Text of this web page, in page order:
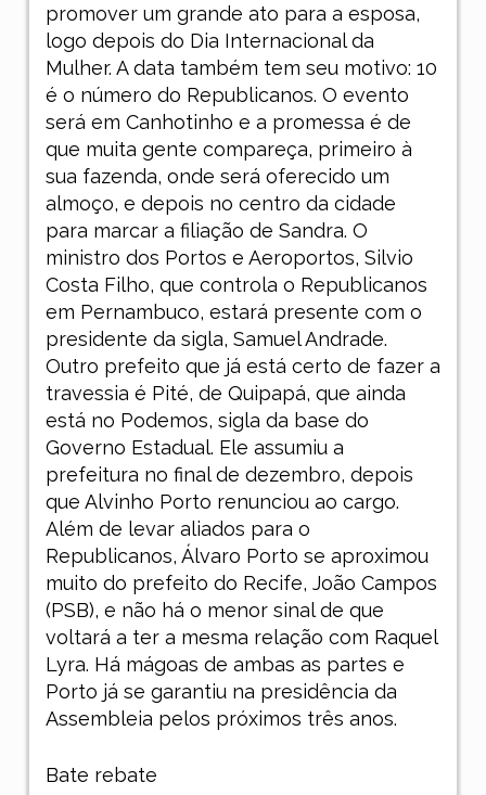
promover um grande ato para a esposa,
logo depois do Dia Internacional da
Mulher. A data também tem seu motivo: 10
é o número do Republicanos. O evento
será em Canhotinho e a promessa é de
que muita gente compareça, primeiro à
sua fazenda, onde será oferecido um
almoço, e depois no centro da cidade
para marcar a filiação de Sandra. O
ministro dos Portos e Aeroportos, Silvio
Costa Filho, que controla o Republicanos
em Pernambuco, estará presente com o
presidente da sigla, Samuel Andrade.
Outro prefeito que já está certo de fazer a
travessia é Pité, de Quipapá, que ainda
está no Podemos, sigla da base do
Governo Estadual. Ele assumiu a
prefeitura no final de dezembro, depois
que Alvinho Porto renunciou ao cargo.
Além de levar aliados para o
Republicanos, Álvaro Porto se aproximou
muito do prefeito do Recife, João Campos
(PSB), e não há o menor sinal de que
voltará a ter a mesma relação com Raquel
Lyra. Há mágoas de ambas as partes e
Porto já se garantiu na presidência da
Assembleia pelos próximos três anos.
Bate rebate